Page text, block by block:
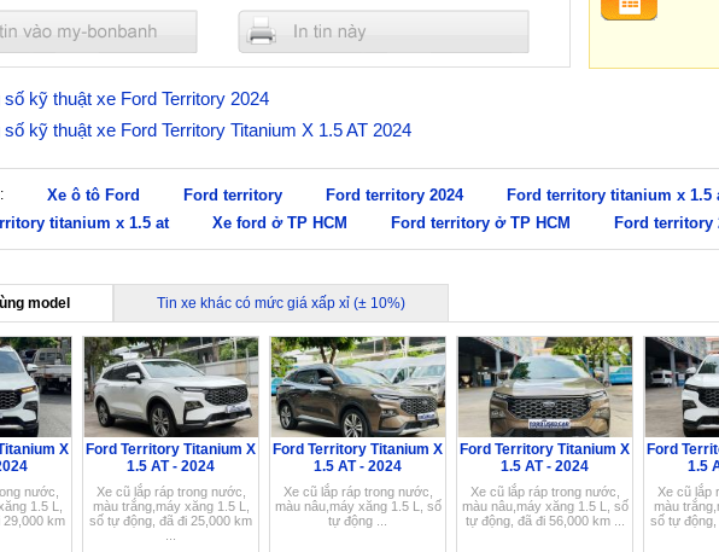
kỹ thuật xe Ford Territory 2024
kỹ thuật xe Ford Territory Titanium X 1.5 AT 2024
Xe ô tô Ford Ford territory Ford territory 2024
Ford territory titanium x 1.5
titanium x 1.5 at
Xe ford ở TP HCM Ford territory ở TP HCM Ford territory
model Tin xe khác có mức giá xấp xỉ (± 10%)
X
nước,
1.5 L,
29,000 km
Ford Territory Titanium X
1.5 AT - 2024
Xe cũ lắp ráp trong nước,
màu trắng,máy xăng 1.5 L,
số tự động, đã đi 25,000 km
Ford Territory Titanium X
1.5 AT - 2024
Xe cũ lắp ráp trong nước,
màu nâu,máy xăng 1.5 L, số
tự động ...
Ford Territory Titanium X
1.5 AT - 2024
Xe cũ lắp ráp trong nước,
màu nâu,máy xăng 1.5 L, số
tự động, đã đi 56,000 km ...
Ford
1.5
Xe cũ lắp
màu
số tự động,